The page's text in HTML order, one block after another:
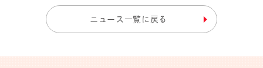
ニュース一覧に戻る